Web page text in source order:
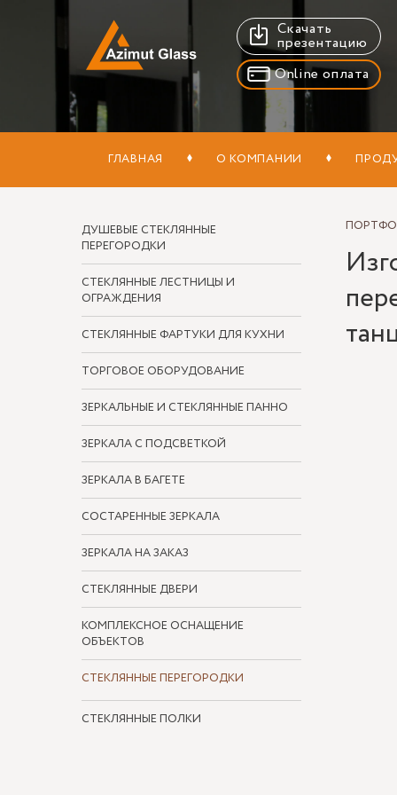
Скачать
презентацию
Online оплата
ГЛАВНАЯ О КОМПАНИИ
ДУШЕВЫЕ СТЕКЛЯННЫЕ
ПЕРЕГОРОДКИ
СТЕКЛЯННЫЕ ЛЕСТНИЦЫ И
ОГРАЖДЕНИЯ
СТЕКЛЯННЫЕ ФАРТУКИ ДЛЯ КУХНИ
ТОРГОВОЕ ОБОРУДОВАНИЕ
ЗЕРКАЛЬНЫЕ И СТЕКЛЯННЫЕ ПАННО
ЗЕРКАЛА С ПОДСВЕТКОЙ
ЗЕРКАЛА В БАГЕТЕ
СОСТАРЕННЫЕ ЗЕРКАЛА
ЗЕРКАЛА НА ЗАКАЗ
СТЕКЛЯННЫЕ ДВЕРИ
КОМПЛЕКСНОЕ ОСНАЩЕНИЕ
ОБЪЕКТОВ
СТЕКЛЯННЫЕ ПЕРЕГОРОДКИ
СТЕКЛЯННЫЕ ПОЛКИ